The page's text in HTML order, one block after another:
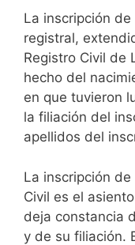
La inscripción
registral,
Registro Civil de
hecho del
en que tuvieron
la filiación del
apellidos del
La inscripción
Civil es el
deja constancia
y de su filiación.